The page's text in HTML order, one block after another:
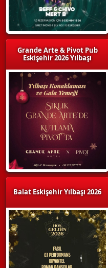
Grande Arte & Pivot Pub
Eskişehir 2026 Yılbaşı
Balat Eskişehir Yılbaşı 2026